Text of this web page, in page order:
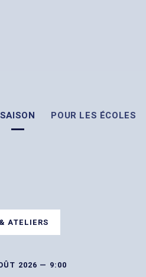
SAISON POUR LES ÉCOLES
ATELIERS
2026 — 9:00